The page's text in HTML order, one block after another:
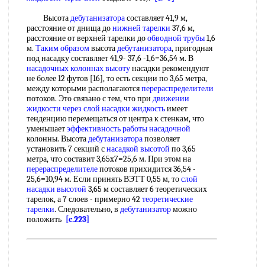
Высотадебутанизаторасоставляет 41,9 м,
расстояние от днища донижней тарелки 37,6 м,
расстояние от верхней тарелки дообводной трубы1,6
м. Таким образомвысотадебутанизатора, пригодная
под насадку составляет 41,9- 37,6 -1,6=36,54 м. В
насадочных колоннах высотунасадки рекомендуют
не более 12 футов [16], то есть секции по 3,65 метра,
между которыми располагаютсяперераспределители
потоков. Это связано с тем, что при движении
жидкости через слой насадки жидкостьимеет
тенденцию перемещаться от центра к стенкам, что
уменьшаетэффективность работы насадочной
колонны. Высотадебутанизаторапозволяет
установить 7 секций снасадкой высотой по 3,65
метра, что составит 3,65x7=25,6 м. При этом на
перераспределителепотоков прихидится 36,54 -
25,6=10,94 м. Если принять ВЭТТ 0,55 м, тослой
насадки высотой 3,65 м составляет 6 теоретических
тарелок, а 7 слоев - примерно 42теоретические
тарелки. Следовательно, в дебутанизаторможно
положить [c.223]